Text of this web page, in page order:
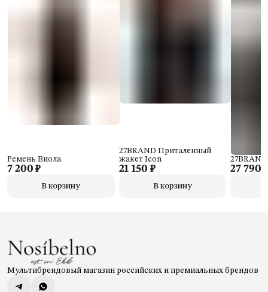
7 200 ₽
Ремень Виола
В корзину
21 150 ₽
27BRAND Приталенный
жакет Icon
В корзину
27 790
Мультибрендовый магазин российских и премиальных брендов